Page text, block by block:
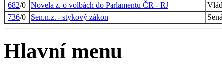
682/0 Novela z. o volbách do Parlamentu ČR - RJ
736/0 Sen.n.z. - stykový zákon
Hlavní menu